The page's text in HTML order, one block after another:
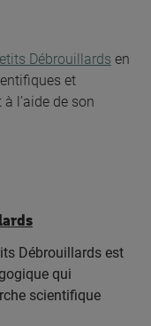
Débrouillards en
et
l’aide de son
Débrouillards est
qui
scientifique